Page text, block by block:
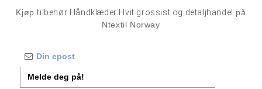
Kjøptilbehør Håndklæder Hvit grossist og detaljhandel på
Ntextil Norway
Melde deg på!